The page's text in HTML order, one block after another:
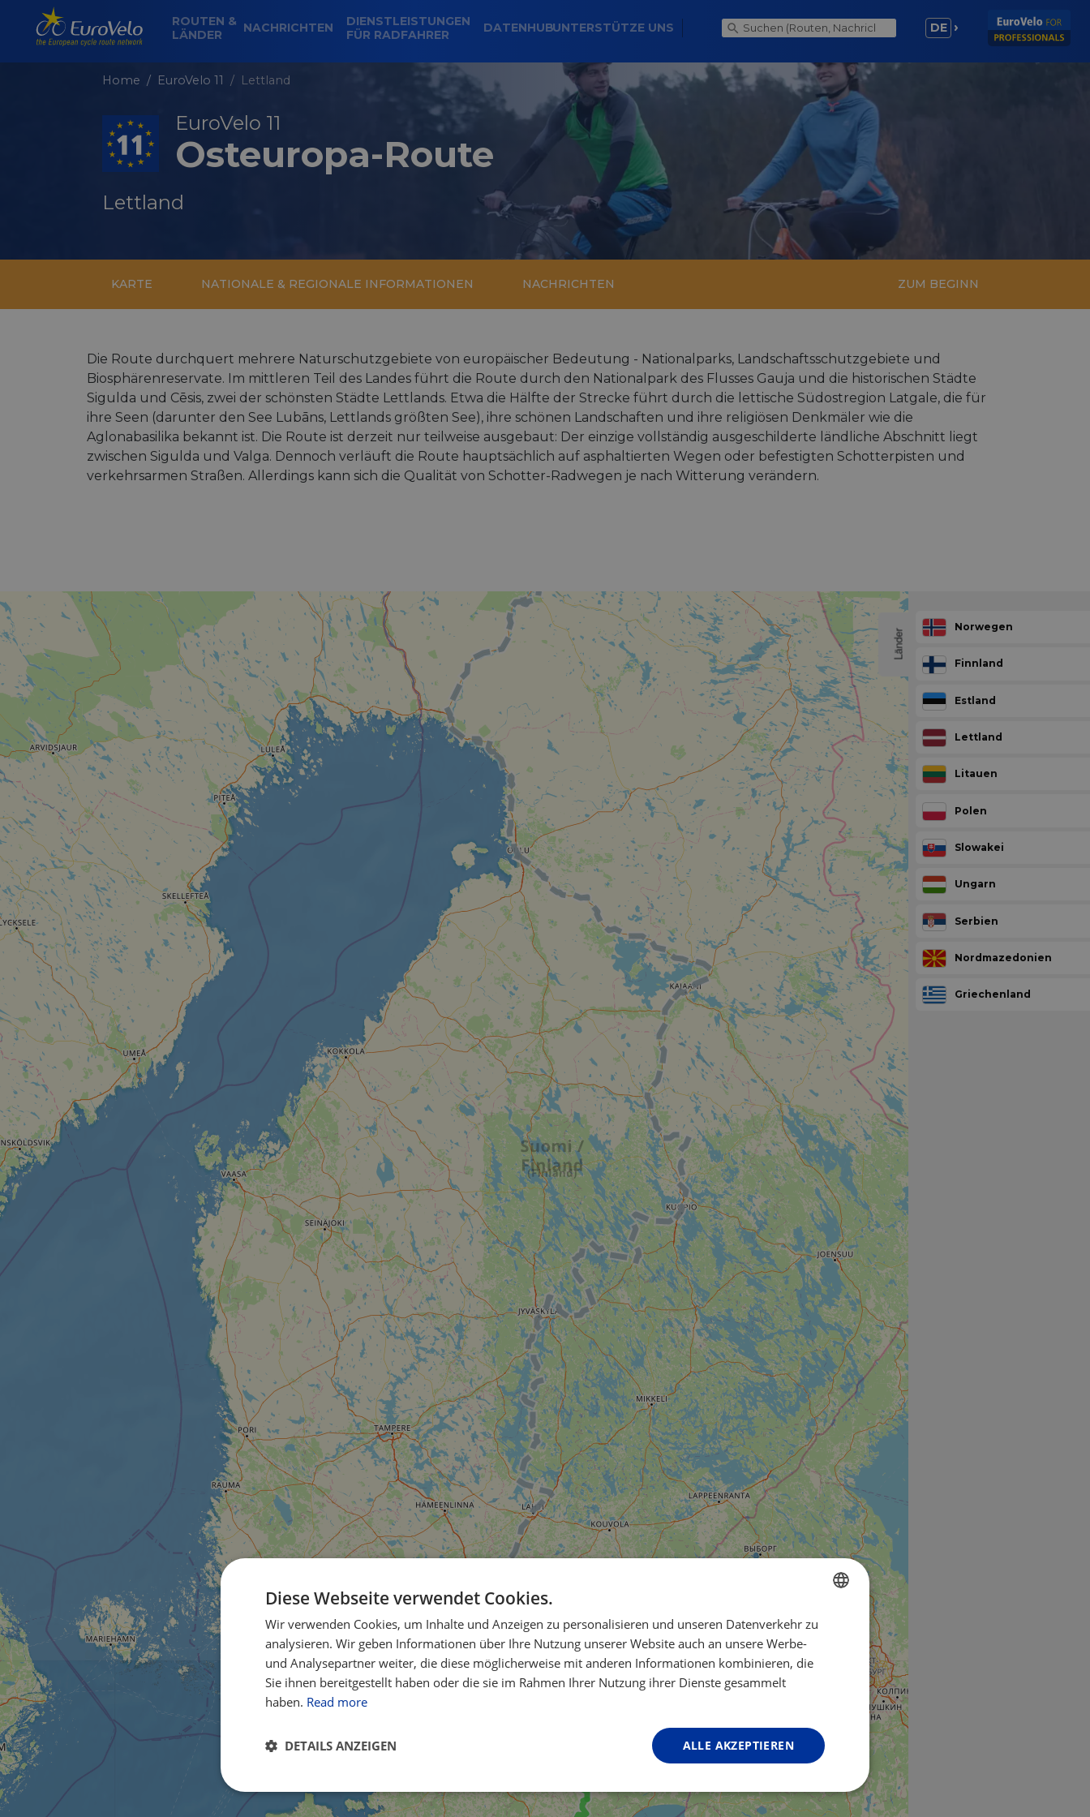
ROUTEN &
LÄNDER
NACHRICHTEN
DIENSTLEISTUNGEN
FÜR RADFAHRER
DATENHUBUNTERSTÜTZE UNS DE
Home EuroVelo 11 Lettland
EuroVelo 11
Osteuropa-Route
Lettland
KARTE NATIONALE & REGIONALE INFORMATIONEN NACHRICHTEN ZUM BEGINN
Die Route durchquert mehrere Naturschutzgebiete von europäischer Bedeutung - Nationalparks, Landschaftsschutzgebiete und
Biosphärenreservate. Im mittleren Teil des Landes führt die Route durch den Nationalpark des Flusses Gauja und die historischen Städte
Sigulda und Cēsis, zwei der schönsten Städte Lettlands. Etwa die Hälfte der Strecke führt durch die lettische Südostregion Latgale, die für
ihre Seen (darunter den See Lubāns, Lettlands größten See), ihre schönen Landschaften und ihre religiösen Denkmäler wie die
Aglonabasilika bekannt ist. Die Route ist derzeit nur teilweise ausgebaut: Der einzige vollständig ausgeschilderte ländliche Abschnitt liegt
zwischen Sigulda und Valga. Dennoch verläuft die Route hauptsächlich auf asphaltierten Wegen oder befestigten Schotterpisten und
verkehrsarmen Straßen. Allerdings kann sich die Qualität von Schotter-Radwegen je nach Witterung verändern.
Länder
Norwegen
Finnland
Estland
Lettland
Litauen
Polen
Slowakei
Ungarn
Serbien
Nordmazedonien
Griechenland
ENGLISH
FRENCH
Diese Webseite verwendet Cookies.
Wir verwenden Cookies, um Inhalte und Anzeigen zu personalisieren und unseren Datenverkehr zu
analysieren. Wir geben Informationen über Ihre Nutzung unserer Website auch an unsere Werbe-
und Analysepartner weiter, die diese möglicherweise mit anderen Informationen kombinieren, die
Sie ihnen bereitgestellt haben oder die sie im Rahmen Ihrer Nutzung ihrer Dienste gesammelt
haben. Read more
ALLE AKZEPTIEREN
DETAILS ANZEIGEN
Unbedingt
erforderlich
Performance Targeting Funktionalität Unklassifizierte